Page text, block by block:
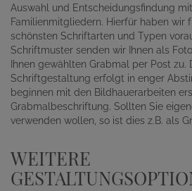
Auswahl und Entscheidungsfindung
Familienmitgliedern. Hierfür haben wir
schönsten Schriftarten und Typen
Schriftmuster senden wir Ihnen als
Ihnen gewählten Grabmal per Post zu.
Schriftgestaltung erfolgt in enger
beginnen mit den Bildhauerarbeiten
Grabmalbeschriftung. Sollten Sie
verwenden wollen, so ist dies z.B. als
WEITERE